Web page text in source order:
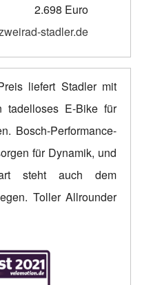
2.698 Euro
stadler.de
liefert Stadler mit
tadelloses E-Bike für
Bosch-Performance-
für Dynamik, und
steht auch dem
Toller Allrounder